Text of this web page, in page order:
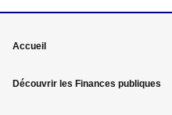
Mega
menu
Accueil
Découvrir les Finances publiques